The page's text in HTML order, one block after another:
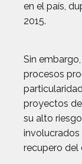
en el país,
2015.
Sin
procesos
proyectos
su alto
recupero del